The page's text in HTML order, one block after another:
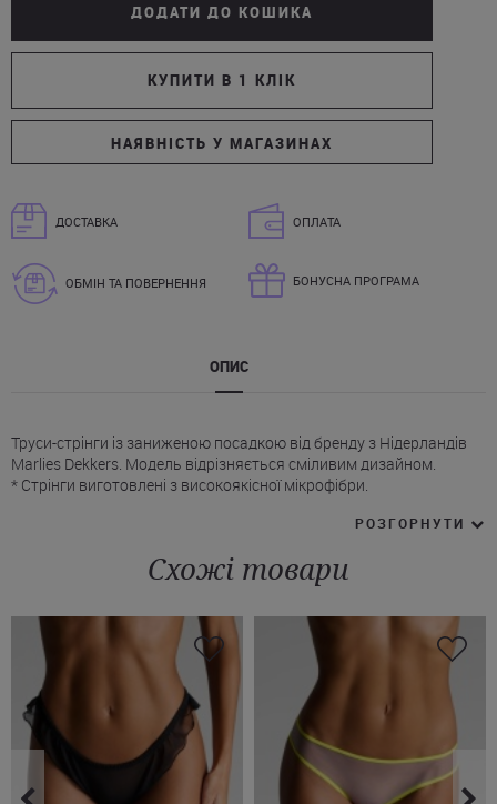
ДОДАТИ ДО КОШИКА
КУПИТИ В 1 КЛІК
НАЯВНІСТЬ У МАГАЗИНАХ
ДОСТАВКА ОПЛАТА
ОБМІН ТА ПОВЕРНЕННЯ БОНУСНА ПРОГРАМА
ОПИС
Труси-стрінги із заниженою посадкою від бренду з Нідерландів
Marlies Dekkers. Модель відрізняється сміливим дизайном.
* Стрінги виготовлені з високоякісної мікрофібри.
* Вертикальний шов трусиків Марліз Деккерс ззаду підкреслює
Купити чорно-бежеві стрінги Marlies Dekkers в комплекті з
бюстом Ви можете лише за 1 клік на сайті Juliette. Ціна Вас
приємно здивує! Є доставка у Харків, Київ, Одесу, Львів і інші
міста України.
РОЗГОРНУТИ
Схожі товари